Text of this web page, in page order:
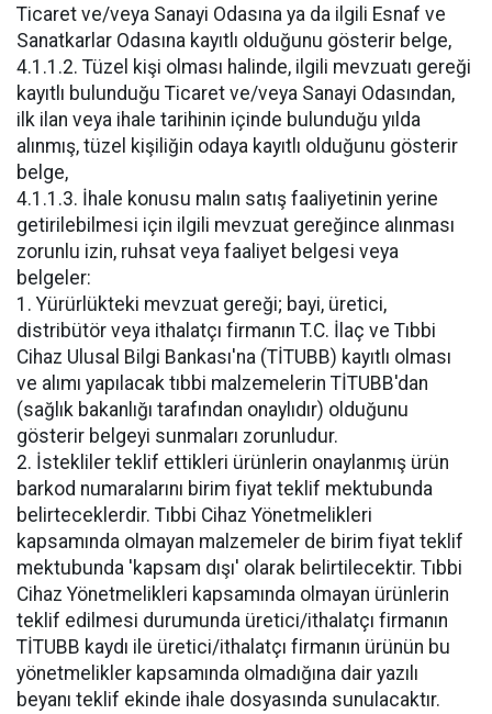
Ticaret ve/veya Sanayi Odasına ya da ilgili Esnaf ve
Sanatkarlar Odasına kayıtlı olduğunu gösterir belge,
4.1.1.2. Tüzel kişi olması halinde, ilgili mevzuatı gereği
kayıtlı bulunduğu Ticaret ve/veya Sanayi Odasından,
ilk ilan veya ihale tarihinin içinde bulunduğu yılda
alınmış, tüzel kişiliğin odaya kayıtlı olduğunu gösterir
belge,
4.1.1.3. İhale konusu malın satış faaliyetinin yerine
getirilebilmesi için ilgili mevzuat gereğince alınması
zorunlu izin, ruhsat veya faaliyet belgesi veya
belgeler:
1. Yürürlükteki mevzuat gereği; bayi, üretici,
distribütör veya ithalatçı firmanın T.C. İlaç ve Tıbbi
Cihaz Ulusal Bilgi Bankası'na (TİTUBB) kayıtlı olması
ve alımı yapılacak tıbbi malzemelerin TİTUBB'dan
(sağlık bakanlığı tarafından onaylıdır) olduğunu
gösterir belgeyi sunmaları zorunludur.
2. İstekliler teklif ettikleri ürünlerin onaylanmış ürün
barkod numaralarını birim fiyat teklif mektubunda
belirteceklerdir. Tıbbi Cihaz Yönetmelikleri
kapsamında olmayan malzemeler de birim fiyat teklif
mektubunda 'kapsam dışı' olarak belirtilecektir. Tıbbi
Cihaz Yönetmelikleri kapsamında olmayan ürünlerin
teklif edilmesi durumunda üretici/ithalatçı firmanın
TİTUBB kaydı ile üretici/ithalatçı firmanın ürünün bu
yönetmelikler kapsamında olmadığına dair yazılı
beyanı teklif ekinde ihale dosyasında sunulacaktır.